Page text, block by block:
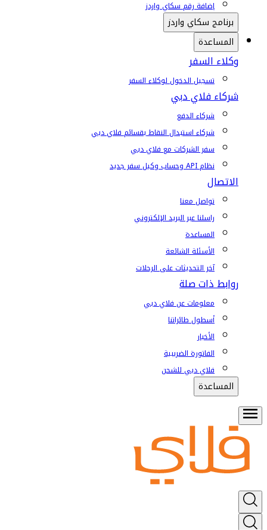
إضافة رقم سكاي واردز
برنامج سكاي واردز
المساعدة
وكلاء السفر
تسجيل الدخول لوكلاء السفر
شركاء فلاي دبي
شركاء الدفع
شركاء استبدال النقاط بقسائم فلاي دبي
سفر الشركات مع فلاي دبي
نظام API وحساب وكيل سفر جديد
الاتصال
تواصل معنا
راسلنا عبر البريد الإلكتروني
المساعدة
الأسئلة الشائعة
آخر التحديثات على الرحلات
روابط ذات صلة
معلومات عن فلاي دبي
أسطول طائراتنا
الأخبار
الفاتورة الضريبية
فلاي دبي للشحن
المساعدة